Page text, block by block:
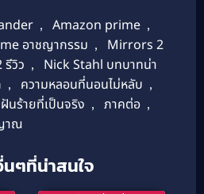
, Amazon prime ,
อาชญากรรม ,
Mirrors 2
วิว ,
Nick Stahl บทบาทน่า
, ความหลอนที่นอนไม่หลับ ,
ฝันร้ายที่เป็นจริง , ภาคต่อ ,
ณ
นๆที่น่าสนใจ